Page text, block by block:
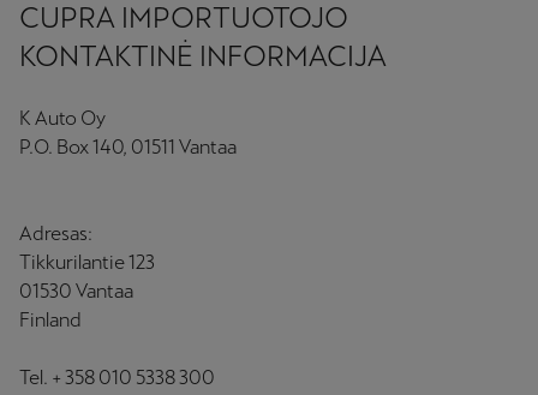
CUPRA IMPORTUOTOJO
KONTAKTINĖ INFORMACIJA
K Auto Oy
P.O. Box 140, 01511 Vantaa
Adresas:
Tikkurilantie 123
01530 Vantaa
Finland
Tel. + 358 010 5338 300